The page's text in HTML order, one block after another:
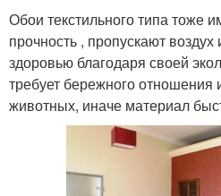
Обои текстильного типа тоже
прочность , пропускают
здоровью благодаря своей
требует бережного отношения
животных, иначе материал